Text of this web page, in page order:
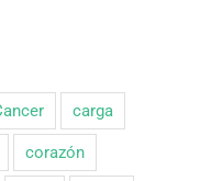
carga
corazón